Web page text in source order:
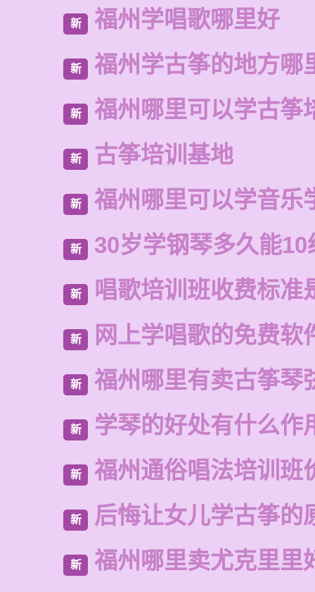
新 福州学唱歌哪里好
新 福州学古筝的地方哪
新 福州哪里可以学古筝
新 古筝培训基地
新 福州哪里可以学音乐
新 30岁学钢琴多久能10
新 唱歌培训班收费标准
新 网上学唱歌的免费软
新 福州哪里有卖古筝琴
新 学琴的好处有什么作
新 福州通俗唱法培训班
新 后悔让女儿学古筝的
新 福州哪里卖尤克里里